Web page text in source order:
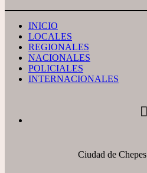
INICIO
LOCALES
REGIONALES
NACIONALES
POLICIALES
INTERNACIONALES
Ciudad de Chepes